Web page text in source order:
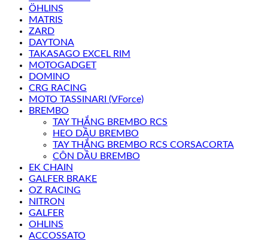
ÖHLINS
MATRIS
ZARD
DAYTONA
TAKASAGO EXCEL RIM
MOTOGADGET
DOMINO
CRG RACING
MOTO TASSINARI (VForce)
BREMBO
TAY THẮNG BREMBO RCS
HEO DẦU BREMBO
TAY THẮNG BREMBO RCS CORSACORTA
CÔN DẦU BREMBO
EK CHAIN
GALFER BRAKE
OZ RACING
NITRON
GALFER
OHLINS
ACCOSSATO